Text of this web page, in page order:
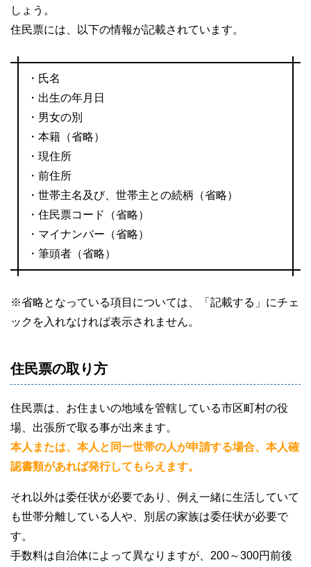
しょう。
住民票には、以下の情報が記載されています。
・氏名
・出生の年月日
・男女の別
・本籍（省略）
・現住所
・前住所
・世帯主名及び、世帯主との続柄（省略）
・住民票コード（省略）
・マイナンバー（省略）
・筆頭者（省略）
※省略となっている項目については、「記載する」にチェ
ックを入れなければ表示されません。
住民票の取り方
住民票は、お住まいの地域を管轄している市区町村の役
場、出張所で取る事が出来ます。
本人または、本人と同一世帯の人が申請する場合、本人確
認書類があれば発行してもらえます。
それ以外は委任状が必要であり、例え一緒に生活していて
も世帯分離している人や、別居の家族は委任状が必要で
す。
手数料は自治体によって異なりますが、200～300円前後